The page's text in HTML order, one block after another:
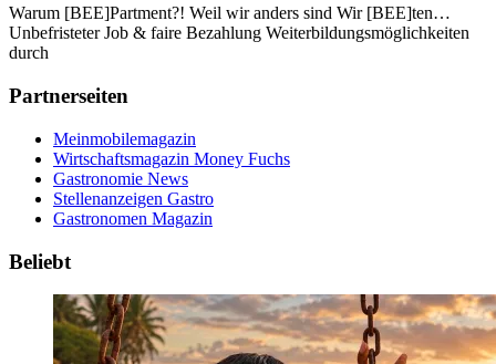
Warum [BEE]Partment?! Weil wir anders sind Wir [BEE]ten…
Unbefristeter Job & faire Bezahlung Weiterbildungsmöglichkeiten
durch
Partnerseiten
Meinmobilemagazin
Wirtschaftsmagazin Money Fuchs
Gastronomie News
Stellenanzeigen Gastro
Gastronomen Magazin
Beliebt